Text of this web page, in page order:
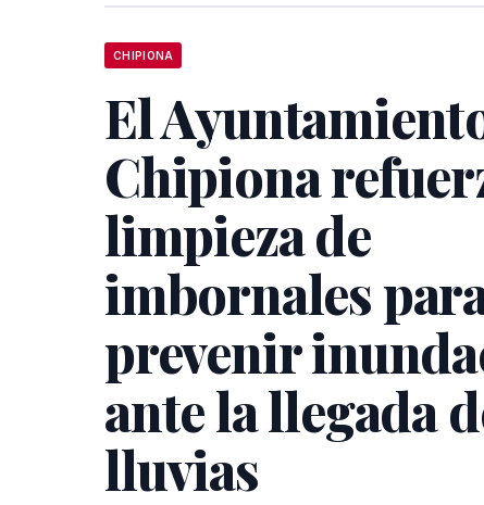
CHIPIONA
El
Chipiona
limpieza de
imbornales
prevenir
ante la llegada
lluvias